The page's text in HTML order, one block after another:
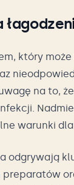
który
na to,
warunki
odgrywają